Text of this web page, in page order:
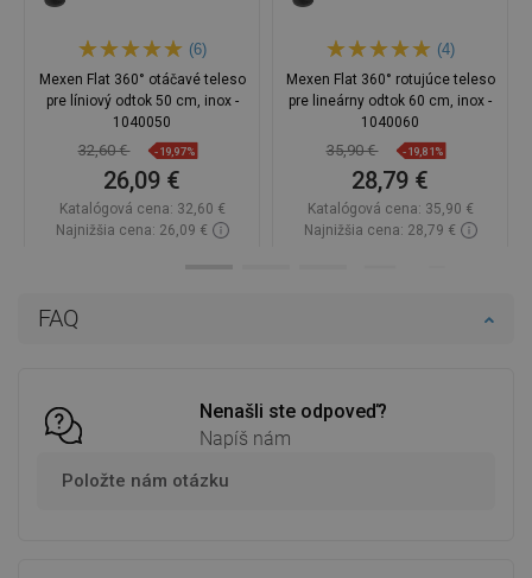
FAQ
Nenašli ste odpoveď?
Napíš nám
Položte nám otázku
(6)
Mexen Flat 360° otáčavé teleso
pre líniový odtok 50 cm, inox -
1040050
32,60 € -19,97%
26,09 €
Katalógová cena: 32,60 €
Najnižšia cena: 26,09 €
(4)
Mexen Flat 360° rotujúce teleso
pre lineárny odtok 60 cm, inox -
1040060
35,90 € -19,81%
28,79 €
Katalógová cena: 35,90 €
Najnižšia cena: 28,79 €